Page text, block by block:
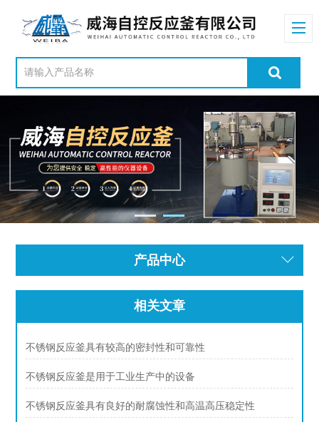
产品中心
相关文章
不锈钢反应釜具有较高的密封性和可靠性
不锈钢反应釜是用于工业生产中的设备
不锈钢反应釜具有良好的耐腐蚀性和高温高压稳定性